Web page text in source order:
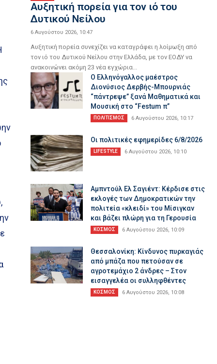
Aυξητική πορεία για τον ιό του
Δυτικού Νείλου
6 Αυγούστου 2026, 10:47
Αυξητική πορεία συνεχίζει να καταγράφει η λοίμωξη από
τον ιό του Δυτικού Νείλου στην Ελλάδα, με τον ΕΟΔΥ να
ανακοινώνει ακόμη 23 νέα εγχώρια...
Ο Ελληνόγαλλος μαέστρος
Διονύσιος Δερβής-Μπουρνιάς
“πάντρεψε” ξανά Μαθηματικά και
Μουσική στο “Festum π”
ΠΟΛΙΤΙΣΜΟΣ 6 Αυγούστου 2026, 10:17
Οι πολιτικές εφημερίδες 6/8/2026
LIFESTYLE 6 Αυγούστου 2026, 10:10
Αμπντούλ Ελ Σαγιέντ: Κέρδισε στις
εκλογές των Δημοκρατικών την
πολιτεία «κλειδί» του Μίσιγκαν
και βάζει πλώρη για τη Γερουσία
ΚΟΣΜΟΣ 6 Αυγούστου 2026, 10:09
Θεσσαλονίκη: Κίνδυνος πυρκαγιάς
από μπάζα που πετούσαν σε
αγροτεμάχιο 2 άνδρες – Στον
εισαγγελέα οι συλληφθέντες
ΚΟΣΜΟΣ 6 Αυγούστου 2026, 10:08